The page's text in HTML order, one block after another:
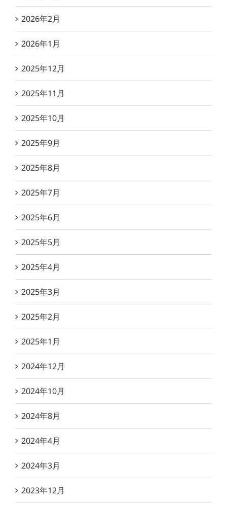
2026年2月
2026年1月
2025年12月
2025年11月
2025年10月
2025年9月
2025年8月
2025年7月
2025年6月
2025年5月
2025年4月
2025年3月
2025年2月
2025年1月
2024年12月
2024年10月
2024年8月
2024年4月
2024年3月
2023年12月